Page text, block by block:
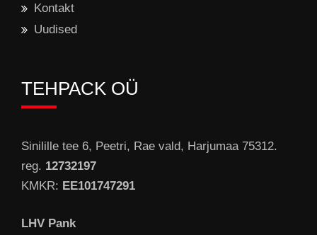
Kontakt
Uudised
TEHPACK OÜ
Sinilille tee 6, Peetri, Rae vald, Harjumaa 75312.
reg. 12732197
KMKR: EE101747291
LHV Pank